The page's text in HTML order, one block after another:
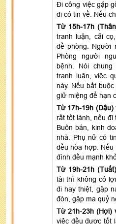
Đi công việc gặp
đi có tin về. Nếu
Từ 15h-17h
tranh luận, cãi
đề phòng. Người
Phòng người
bệnh. Nói
tranh luận, việc
này. Nếu bắt
giữ miệng để hạn
Từ 17h-19h (Dậu)
rất tốt lành, nếu đi
Buôn bán, kinh
nhà. Phụ nữ có
đều hòa hợp. Nếu
đình đều mạnh
Từ 19h-21h
tài thì không có
đi hay thiệt, gặp
đòn, gặp ma quỷ
Từ 21h-23h (Hợi)
việc đều được tốt